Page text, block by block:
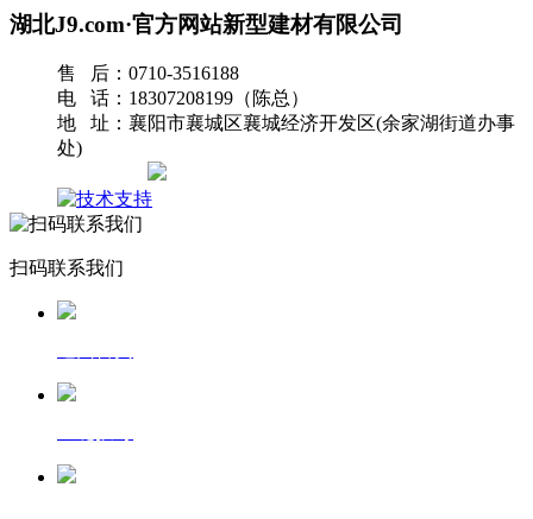
湖北J9.com·官方网站新型建材有限公司
售 后：0710-3516188
电 话：18307208199（陈总）
地 址：襄阳市襄城区襄城经济开发区(余家湖街道办事
处)
扫码联系我们